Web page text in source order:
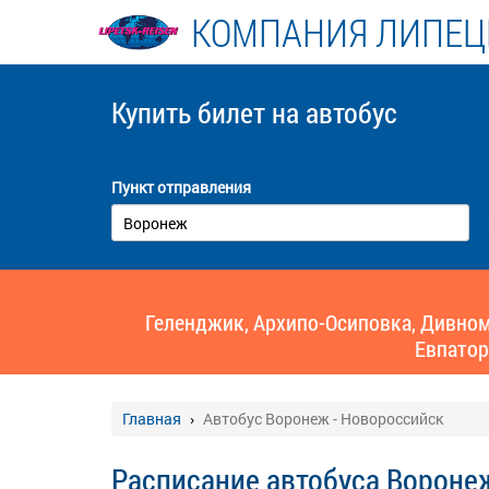
КОМПАНИЯ
Купить билет на автобус
Пункт отправления
Геленджик, Архипо-Осиповка,
Главная Автобус Воронеж - Новороссийск
Расписание автобуса